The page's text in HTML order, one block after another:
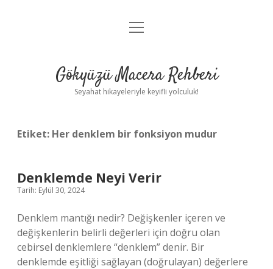
Anasayfa
Yasal Uyarı
menüyü
Gökyüzü Macera Rehberi
Seyahat hikayeleriyle keyifli yolculuk!
Etiket: Her denklem bir fonksiyon mudur
Denklemde Neyi Verir
Tarih: Eylül 30, 2024
Denklem mantığı nedir? Değişkenler içeren ve
değişkenlerin belirli değerleri için doğru olan
cebirsel denklemlere “denklem” denir. Bir
denklemde eşitliği sağlayan (doğrulayan) değerlere